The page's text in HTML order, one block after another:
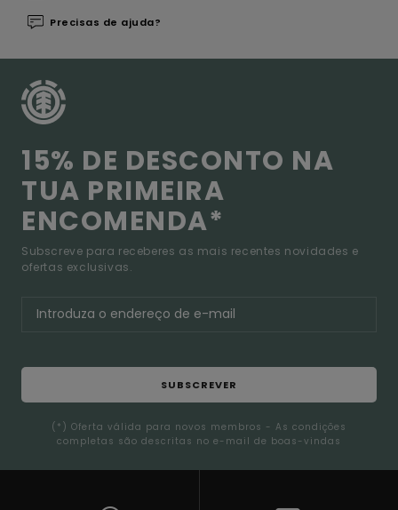
Precisas de ajuda?
15% DE DESCONTO NA
TUA PRIMEIRA
ENCOMENDA*
Subscreve para receberes as mais recentes novidades e
ofertas exclusivas.
SUBSCREVER
(*) Oferta válida para novos membros - As condições
completas são descritas no e-mail de boas-vindas